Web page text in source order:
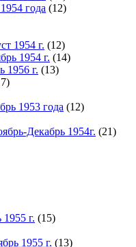
года (12)
1954 г. (12)
1954 г. (14)
г. (13)
1953 года (12)
Декабрь 1954г. (21)
г. (15)
1955 г. (13)